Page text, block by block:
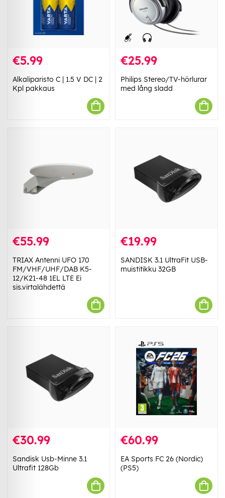
€5.99
Alkaliparisto C | 1.5 V DC | 2
Kpl pakkaus
€25.99
Philips Stereo/TV-hörlurar
med lång sladd
€55.99
TRIAX Antenni UFO 170
FM/VHF/UHF/DAB K5-
12/K21-48 1EL LTE Ei
sis.virtalähdettä
€19.99
SANDISK 3.1 UltraFit USB-
muistitikku 32GB
€30.99
Sandisk Usb-Minne 3.1
Ultrafit 128Gb
€60.99
EA Sports FC 26 (Nordic)
(PS5)